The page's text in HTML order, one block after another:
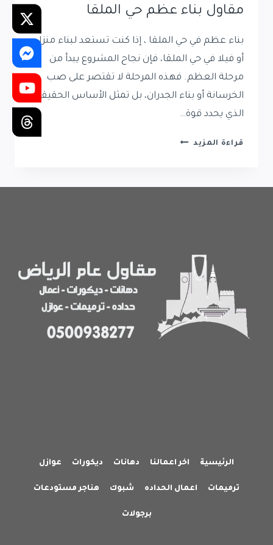
مقاول بناء عظم حي الملقا
بناء عظم في حي الملقا ، إذا كنت تستعد لبناء منزل
أو فيلا في حي الملقا، فإن نجاح المشروع يبدأ من
مرحلة العظم. فهذه المرحلة لا تقتصر على صب
الخرسانة أو بناء الجدران، بل تمثل الأساس الحقيقي
الذي يحدد قوة…
قراءة المزيد بناء
حي
عظم
حي
الملقا
الرئيسية اخر اعمالنا دهانات ديكورات عوازل
ترميمات اعمال الحداده شبوك هناجر مستودعات
برجولات